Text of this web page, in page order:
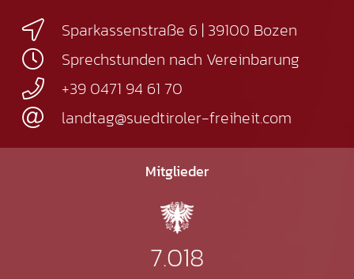
Sparkassenstraße 6 | 39100 Bozen
Sprechstunden nach Vereinbarung
+39 0471 94 61 70
landtag@suedtiroler-freiheit.com
Mitglieder
7.018